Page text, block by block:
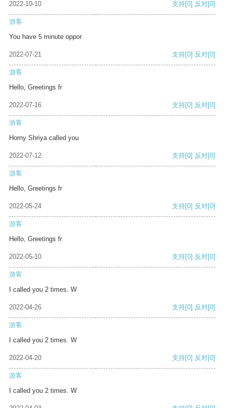
2022-10-10 支持[0] 反对[0]
游客
You have 5 minute oppor
2022-07-21 支持[0] 反对[0]
游客
Hello, Greetings fr
2022-07-16 支持[0] 反对[0]
游客
Horny Shriya called you
2022-07-12 支持[0] 反对[0]
游客
Hello, Greetings fr
2022-05-24 支持[0] 反对[0]
游客
Hello, Greetings fr
2022-05-10 支持[0] 反对[0]
游客
I called you 2 times. W
2022-04-26 支持[0] 反对[0]
游客
I called you 2 times. W
2022-04-20 支持[0] 反对[0]
游客
I called you 2 times. W